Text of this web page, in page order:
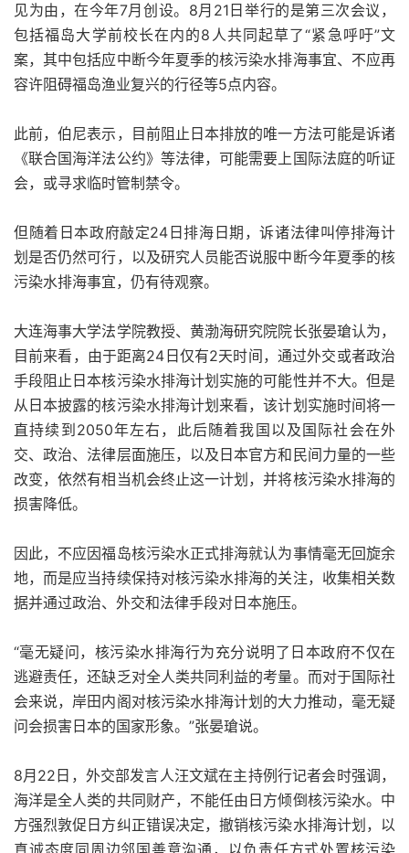
见为由，在今年7月创设。8月21日举行的是第三次会议，
包括福岛大学前校长在内的8人共同起草了“紧急呼吁”文
案，其中包括应中断今年夏季的核污染水排海事宜、不应再
容许阻碍福岛渔业复兴的行径等5点内容。
此前，伯尼表示，目前阻止日本排放的唯一方法可能是诉诸
《联合国海洋法公约》等法律，可能需要上国际法庭的听证
会，或寻求临时管制禁令。
但随着日本政府敲定24日排海日期，诉诸法律叫停排海计
划是否仍然可行，以及研究人员能否说服中断今年夏季的核
污染水排海事宜，仍有待观察。
大连海事大学法学院教授、黄渤海研究院院长张晏瑲认为，
目前来看，由于距离24日仅有2天时间，通过外交或者政治
手段阻止日本核污染水排海计划实施的可能性并不大。但是
从日本披露的核污染水排海计划来看，该计划实施时间将一
直持续到2050年左右，此后随着我国以及国际社会在外
交、政治、法律层面施压，以及日本官方和民间力量的一些
改变，依然有相当机会终止这一计划，并将核污染水排海的
损害降低。
因此，不应因福岛核污染水正式排海就认为事情毫无回旋余
地，而是应当持续保持对核污染水排海的关注，收集相关数
据并通过政治、外交和法律手段对日本施压。
“毫无疑问，核污染水排海行为充分说明了日本政府不仅在
逃避责任，还缺乏对全人类共同利益的考量。而对于国际社
会来说，岸田内阁对核污染水排海计划的大力推动，毫无疑
问会损害日本的国家形象。”张晏瑲说。
8月22日，外交部发言人汪文斌在主持例行记者会时强调，
海洋是全人类的共同财产，不能任由日方倾倒核污染水。中
方强烈敦促日方纠正错误决定，撤销核污染水排海计划，以